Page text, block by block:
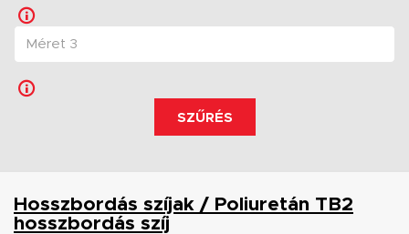
SZŰRÉS
Hosszbordás szíjak / Poliuretán TB2
hosszbordás szíj